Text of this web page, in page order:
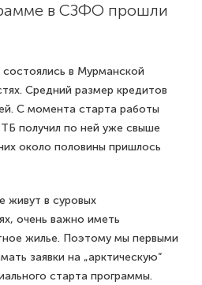
в СЗФО прошли
в Мурманской
Средний размер кредитов
С момента старта работы
получил по ней уже свыше
около половины пришлось
живут в суровых
очень важно иметь
жилье. Поэтому мы первыми
заявки на „арктическую“
старта программы.